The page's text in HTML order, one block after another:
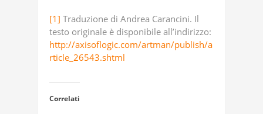
[1] Traduzione di Andrea Carancini. Il
testo originale è disponibile all’indirizzo:
http://axisoflogic.com/artman/publish/a
rticle_26543.shtml
Correlati